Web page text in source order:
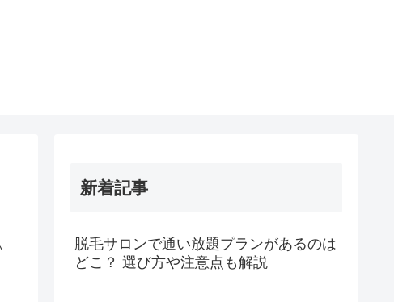
新着記事
脱毛サロンで通い放題プランがあるのは
どこ？ 選び方や注意点も解説